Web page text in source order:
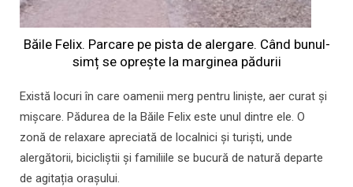
Băile Felix. Parcare pe pista de alergare. Când bunul-
simț se oprește la marginea pădurii
Există locuri în care oamenii merg pentru liniște, aer curat și
mișcare. Pădurea de la Băile Felix este unul dintre ele. O
zonă de relaxare apreciată de localnici și turiști, unde
alergătorii, bicicliștii și familiile se bucură de natură departe
de agitația orașului.